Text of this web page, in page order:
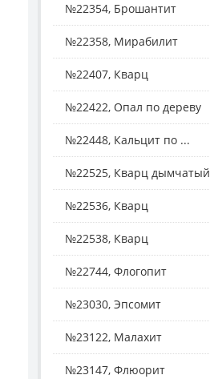
№22354, Брошантит
№22358, Мирабилит
№22407, Кварц
№22422, Опал по дереву
№22448, Кальцит по ...
№22525, Кварц дымчатый
№22536, Кварц
№22538, Кварц
№22744, Флогопит
№23030, Эпсомит
№23122, Малахит
№23147, Флюорит